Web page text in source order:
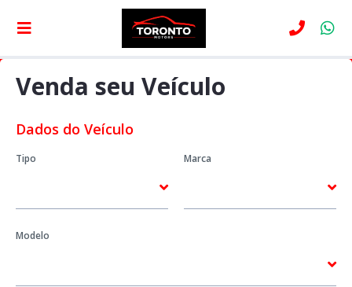
Venda seu Veículo
Dados do Veículo
Tipo Marca
Modelo